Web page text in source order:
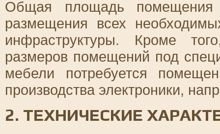
Общая площадь помещения
размещения всех
инфраструктуры. Кроме
размеров помещений под
мебели потребуется
производства электроники,
2. ТЕХНИЧЕСКИЕ